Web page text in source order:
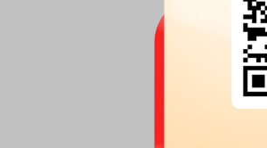
《
行可交换公司债券换股价格调整